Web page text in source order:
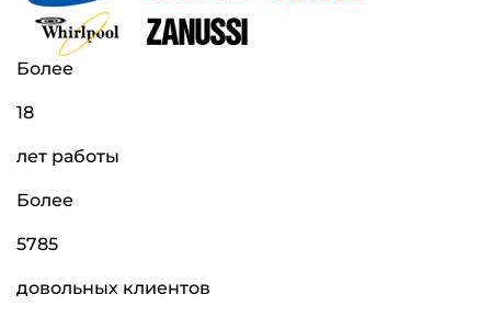
Более
18
лет работы
Более
5785
довольных клиентов